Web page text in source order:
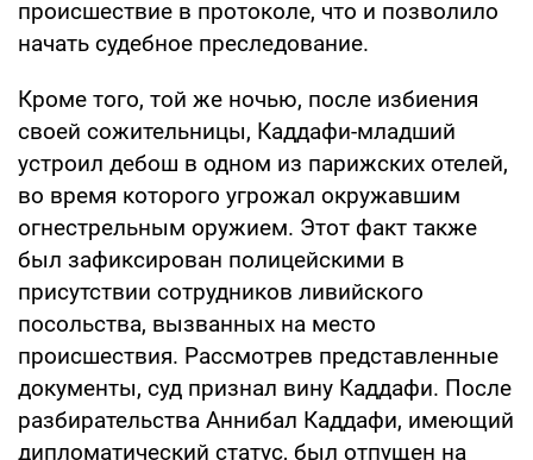
происшествие в протоколе, что и позволило
начать судебное преследование.
Кроме того, той же ночью, после избиения
своей сожительницы, Каддафи-младший
устроил дебош в одном из парижских отелей,
во время которого угрожал окружавшим
огнестрельным оружием. Этот факт также
был зафиксирован полицейскими в
присутствии сотрудников ливийского
посольства, вызванных на место
происшествия. Рассмотрев представленные
документы, суд признал вину Каддафи. После
разбирательства Аннибал Каддафи, имеющий
дипломатический статус, был отпущен на